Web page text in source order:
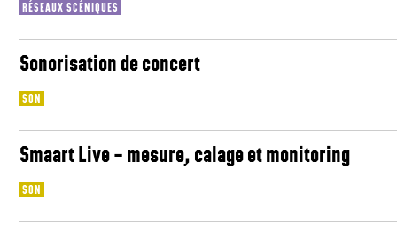
RÉSEAUX SCÉNIQUES
Sonorisation de concert
SON
Smaart Live – mesure, calage et monitoring
SON